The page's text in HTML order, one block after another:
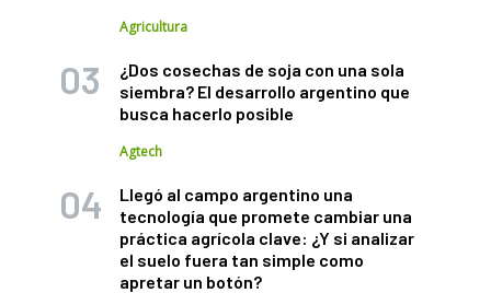
Agricultura
¿Dos cosechas de soja con una sola
siembra? El desarrollo argentino que
busca hacerlo posible
Agtech
Llegó al campo argentino una
tecnología que promete cambiar una
práctica agrícola clave: ¿Y si analizar
el suelo fuera tan simple como
apretar un botón?